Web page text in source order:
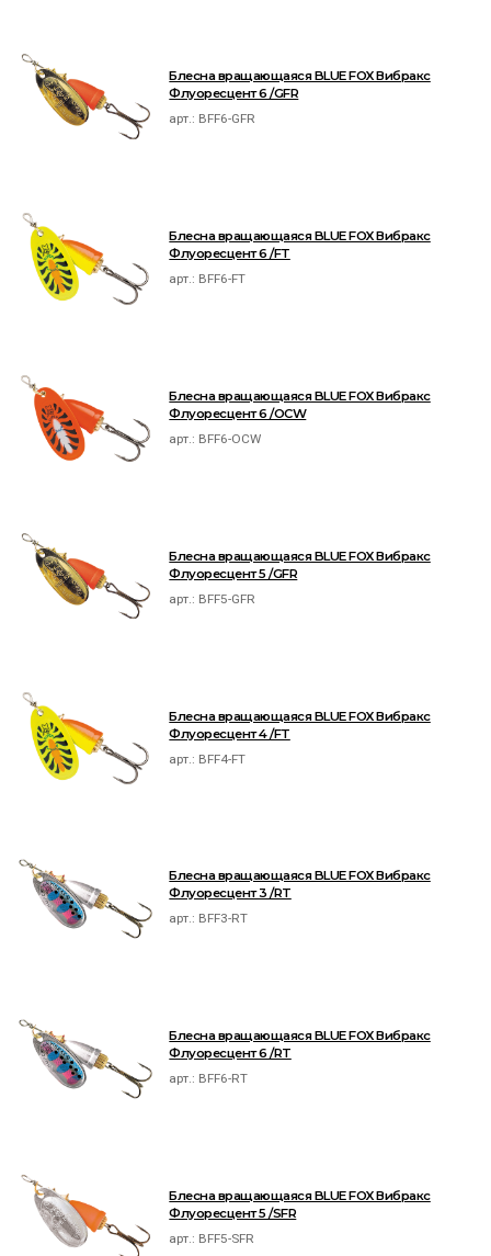
Блесна вращающаяся BLUE FOX Вибракс
Флуоресцент 6 /GFR
арт.: BFF6-GFR
Блесна вращающаяся BLUE FOX Вибракс
Флуоресцент 6 /FT
арт.: BFF6-FT
Блесна вращающаяся BLUE FOX Вибракс
Флуоресцент 6 /OCW
арт.: BFF6-OCW
Блесна вращающаяся BLUE FOX Вибракс
Флуоресцент 5 /GFR
арт.: BFF5-GFR
Блесна вращающаяся BLUE FOX Вибракс
Флуоресцент 4 /FT
арт.: BFF4-FT
Блесна вращающаяся BLUE FOX Вибракс
Флуоресцент 3 /RT
арт.: BFF3-RT
Блесна вращающаяся BLUE FOX Вибракс
Флуоресцент 6 /RT
арт.: BFF6-RT
Блесна вращающаяся BLUE FOX Вибракс
Флуоресцент 5 /SFR
арт.: BFF5-SFR